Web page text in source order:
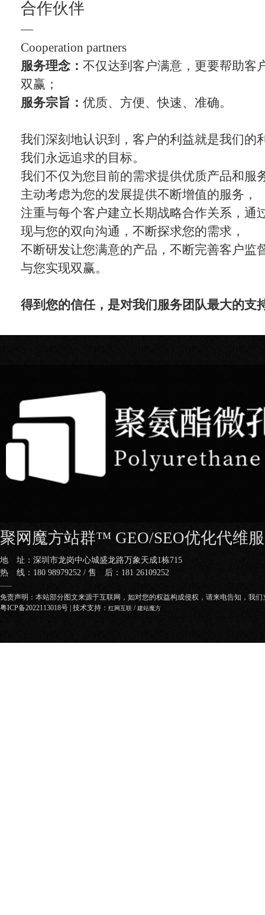
合作伙伴
—
Cooperation partners
服务理念： 不仅达到客户满意，更要帮助客
双赢；
服务宗旨： 优质、方便、快速、准确。
我们深刻地认识到，客户的利益就是我们的
我们永远追求的目标。
我们不仅为您目前的需求提供优质产品和服
主动考虑为您的发展提供不断增值的服务，
注重与每个客户建立长期战略合作关系，通
现与您的双向沟通，不断探求您的需求，
不断研发让您满意的产品，不断完善客户监
与您实现双赢。
得到您的信任，是对我们服务团队最大的支
聚网魔方站群™ GEO/SEO优化代维
地 址：深圳市龙岗中心城盛龙路万象天成1栋715
热 线：180 98979252 / 售 后：181 26109252
——
免责声明：本站部分图文来源于互联网，如对您的权益构成侵权，请来电告知，我们
粤ICP备2022113018号 | 技术支持： 红网互联 /建站魔方